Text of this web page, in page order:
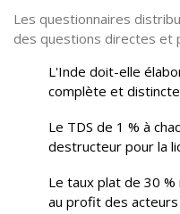
Les questionnaires
des questions directes et
L'Inde doit-elle
complète et
Le TDS de 1 % à
destructeur pour la
Le taux plat de 30
au profit des